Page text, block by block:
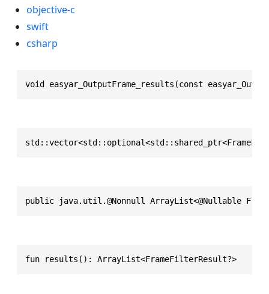
objective-c
swift
csharp
void easyar_OutputFrame_results(const
public java.util.@Nonnull ArrayList<@Nullable
fun results(): ArrayList<FrameFilterResult?>